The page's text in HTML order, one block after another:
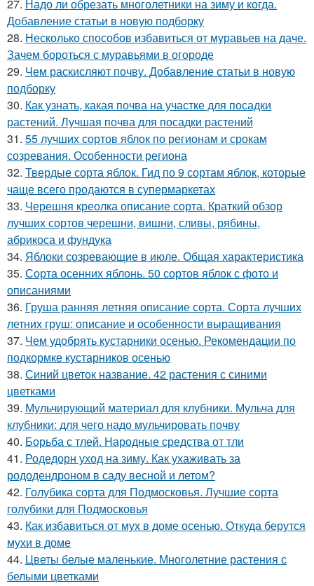
27. Надо ли обрезать многолетники на зиму и когда.
Добавление статьи в новую подборку
28. Несколько способов избавиться от муравьев на даче.
Зачем бороться с муравьями в огороде
29. Чем раскисляют почву. Добавление статьи в новую
подборку
30. Как узнать, какая почва на участке для посадки
растений. Лучшая почва для посадки растений
31. 55 лучших сортов яблок по регионам и срокам
созревания. Особенности региона
32. Твердые сорта яблок. Гид по 9 сортам яблок, которые
чаще всего продаются в супермаркетах
33. Черешня креолка описание сорта. Краткий обзор
лучших сортов черешни, вишни, сливы, рябины,
абрикоса и фундука
34. Яблоки созревающие в июле. Общая характеристика
35. Сорта осенних яблонь. 50 сортов яблок с фото и
описаниями
36. Груша ранняя летняя описание сорта. Сорта лучших
летних груш: описание и особенности выращивания
37. Чем удобрять кустарники осенью. Рекомендации по
подкормке кустарников осенью
38. Синий цветок название. 42 растения с синими
цветками
39. Мульчирующий материал для клубники. Мульча для
клубники: для чего надо мульчировать почву
40. Борьба с тлей. Народные средства от тли
41. Родедорн уход на зиму. Как ухаживать за
рододендроном в саду весной и летом?
42. Голубика сорта для Подмосковья. Лучшие сорта
голубики для Подмосковья
43. Как избавиться от мух в доме осенью. Откуда берутся
мухи в доме
44. Цветы белые маленькие. Многолетние растения с
белыми цветками